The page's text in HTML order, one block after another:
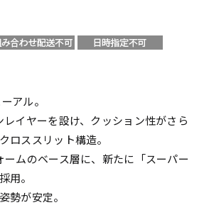
アル。
イヤーを設け、クッション性がさら
ロススリット構造。
ムのベース層に、新たに「スーパー
用。
勢が安定。